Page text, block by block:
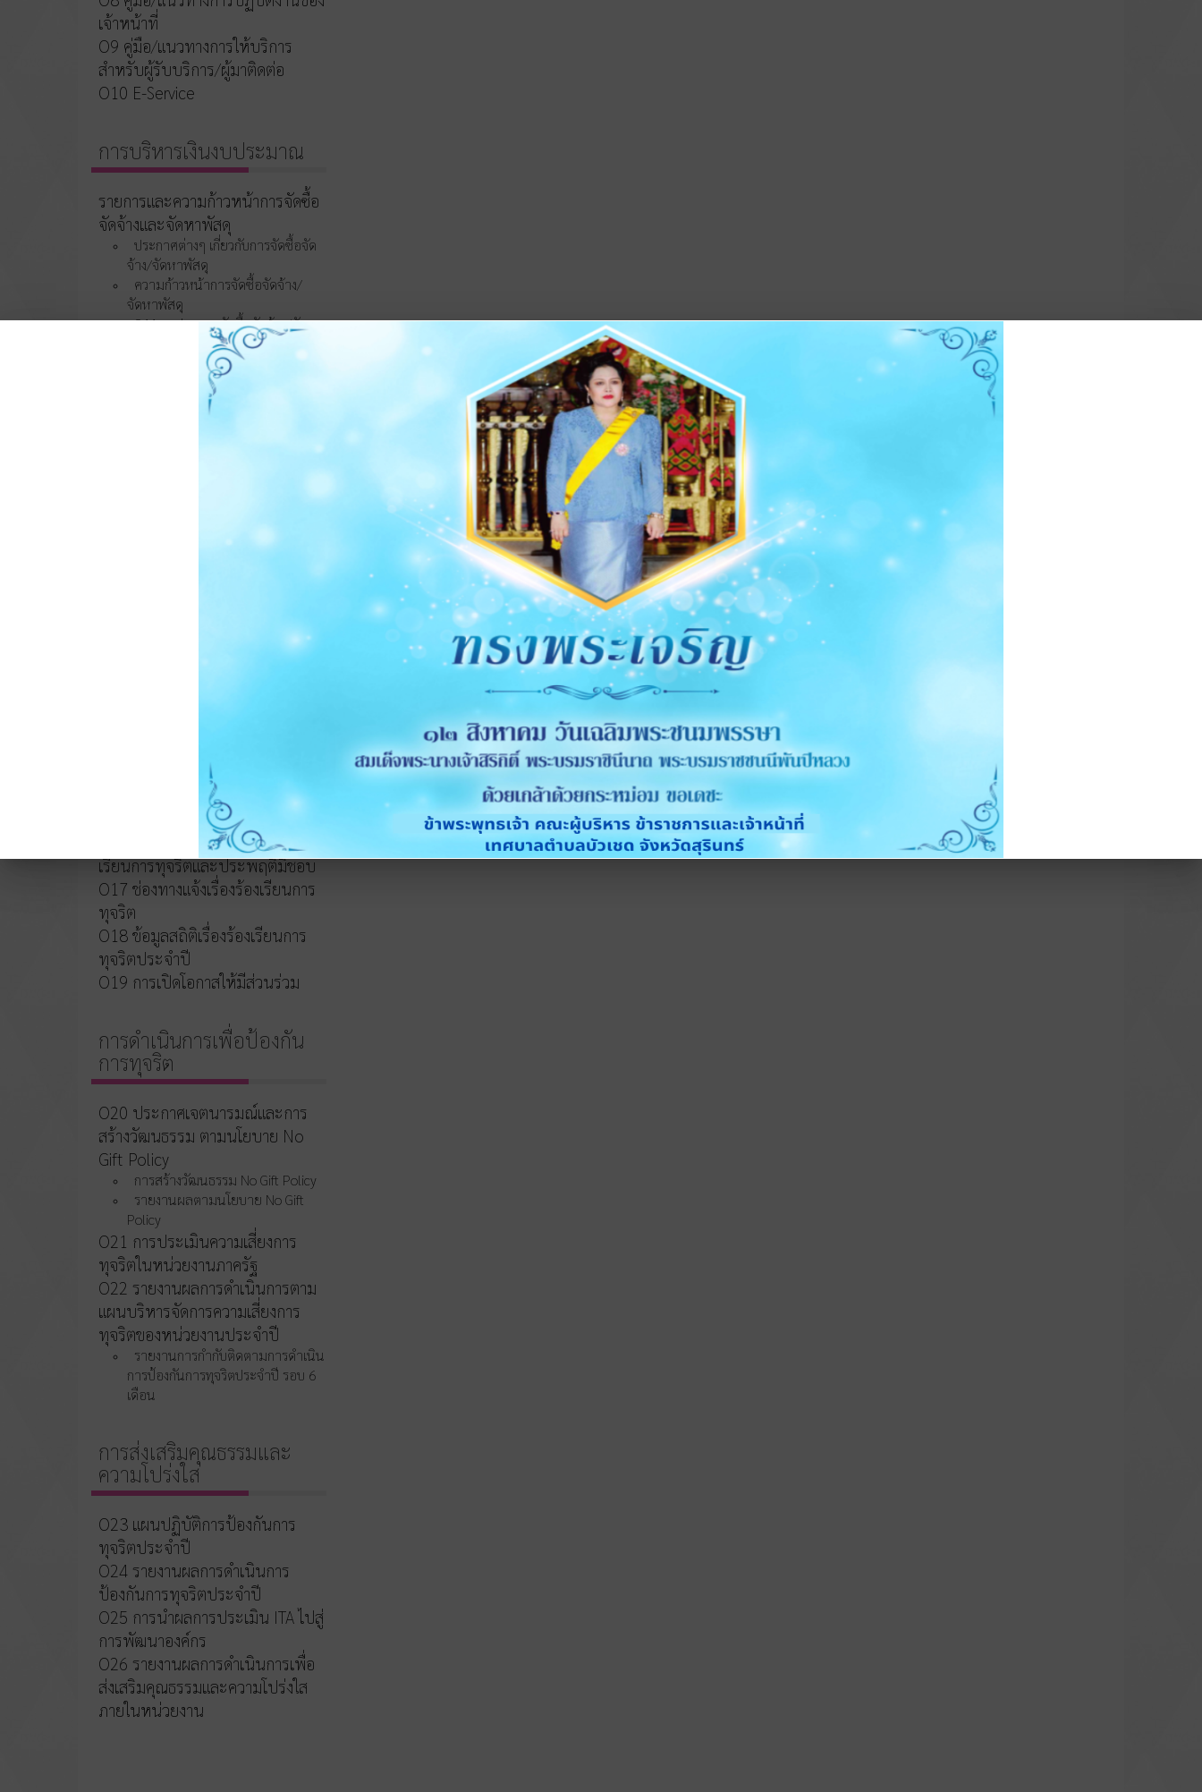
เจ้าหน้าที่
O9 คู่มือ/แนวทางการให้บริการ
สำหรับผู้รับบริการ/ผู้มาติดต่อ
O10 E-Service
การบริหารเงินงบประมาณ
รายการและความก้าวหน้าการจัดซื้อ
จัดจ้างและจัดหาพัสดุ
ประกาศต่างๆ เกี่ยวกับการจัดซื้อจัด
จ้าง/จัดหาพัสดุ
ความก้าวหน้าการจัดซื้อจัดจ้าง/
จัดหาพัสดุ
O11 สรุปผลการจัดซื้อจัดจ้าง/จัดหา
O12 รายงานสรุปผลการจัดซื้อจัด
จ้าง/จัดหาพัสดุประจำปี
การบริหารและพัฒนา
O14 รายงานผลการบริหารและ
การส่งเสริมความโปร่งใส
O16 แนวปฏิบัติการจัดการเรื่องร้อง
เรียนการทุจริตและประพฤติมิชอบ
O17 ช่องทางแจ้งเรื่องร้องเรียนการ
ทุจริต
O18 ข้อมูลสถิติเรื่องร้องเรียนการ
ทุจริตประจำปี
O19 การเปิดโอกาสให้มีส่วนร่วม
การดำเนินการเพื่อป้องกัน
การทุจริต
O20 ประกาศเจตนารมณ์และการ
สร้างวัฒนธรรม ตามนโยบาย No
Gift Policy
การสร้างวัฒนธรรม No Gift Policy
รายงานผลตามนโยบาย No Gift
Policy
O21 การประเมินความเสี่ยงการ
ทุจริตในหน่วยงานภาครัฐ
O22 รายงานผลการดำเนินการตาม
แผนบริหารจัดการความเสี่ยงการ
ทุจริตของหน่วยงานประจำปี
รายงานการกำกับติดตามการดำเนิน
การป้องกันการทุจริตประจำปี รอบ 6
เดือน
การส่งเสริมคุณธรรมและ
ความโปร่งใส
O23 แผนปฏิบัติการป้องกันการ
ทุจริตประจำปี
O24 รายงานผลการดำเนินการ
ป้องกันการทุจริตประจำปี
O25 การนำผลการประเมิน ITA ไปสู่
การพัฒนาองค์กร
O26 รายงานผลการดำเนินการเพื่อ
ส่งเสริมคุณธรรมและความโปร่งใส
ภายในหน่วยงาน